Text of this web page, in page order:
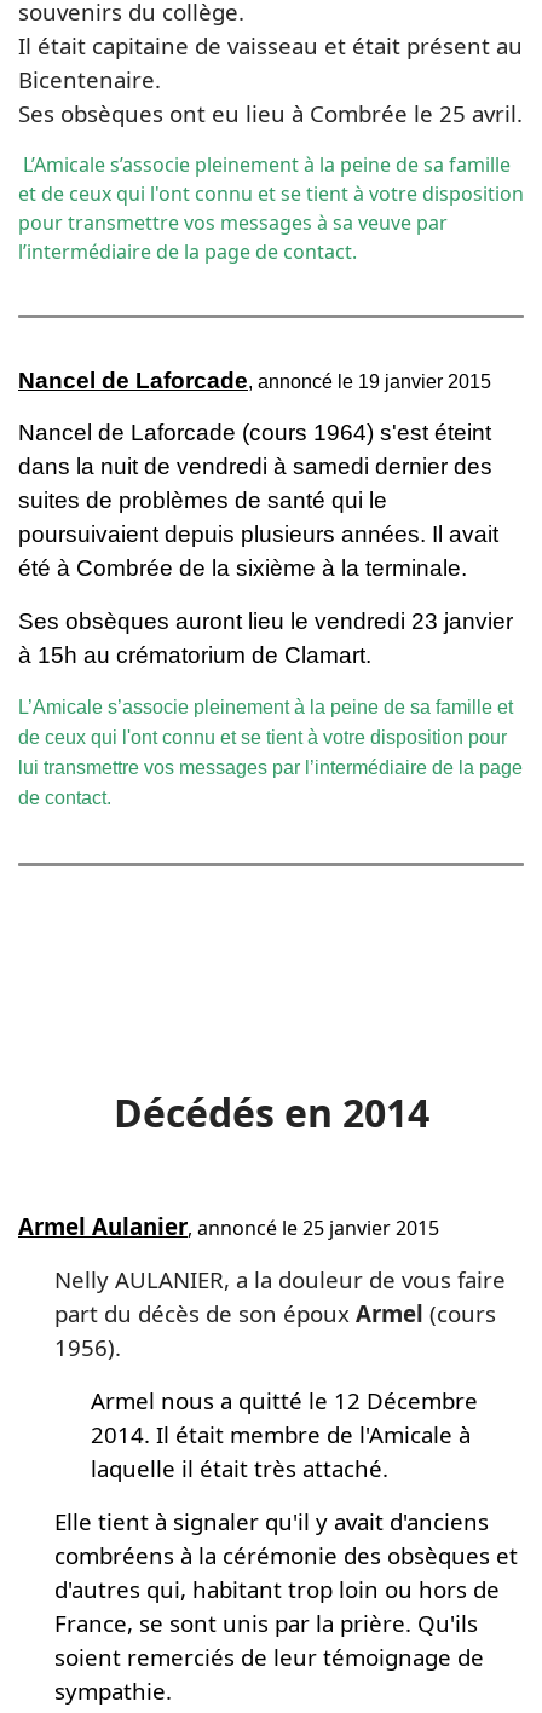
souvenirs du collège.
Il était capitaine de vaisseau et était présent au
Bicentenaire.
Ses obsèques ont eu lieu à Combrée le 25 avril.
L’Amicale s’associe pleinement à la peine de sa famille
et de ceux qui l'ont connu et se tient à votre disposition
pour transmettre vos messages à sa veuve par
l’intermédiaire de la page de contact.
Nancel de Laforcade, annoncé le 19 janvier 2015
Nancel de Laforcade (cours 1964) s'est éteint
dans la nuit de vendredi à samedi dernier des
suites de problèmes de santé qui le
poursuivaient depuis plusieurs années. Il avait
été à Combrée de la sixième à la terminale.
Ses obsèques auront lieu le vendredi 23 janvier
à 15h au crématorium de Clamart.
L’Amicale s’associe pleinement à la peine de sa famille et
de ceux qui l'ont connu et se tient à votre disposition pour
lui transmettre vos messages par l’intermédiaire de la page
de contact.
Décédés en 2014
Armel Aulanier, annoncé le 25 janvier 2015
Nelly AULANIER, a la douleur de vous faire
part du décès de son époux Armel (cours
1956).
Armel nous a quitté le 12 Décembre
2014. Il était membre de l'Amicale à
laquelle il était très attaché.
Elle tient à signaler qu'il y avait d'anciens
combréens à la cérémonie des obsèques et
d'autres qui, habitant trop loin ou hors de
France, se sont unis par la prière. Qu'ils
soient remerciés de leur témoignage de
sympathie.